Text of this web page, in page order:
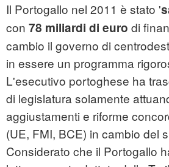
Il Portogallo nel 2011 è stato '
con 78 miliardi di euro di
cambio il governo di
in essere un programma
L'esecutivo portoghese ha
di legislatura solamente
aggiustamenti e riforme
(UE, FMI, BCE) in cambio del
Considerato che il Portogallo